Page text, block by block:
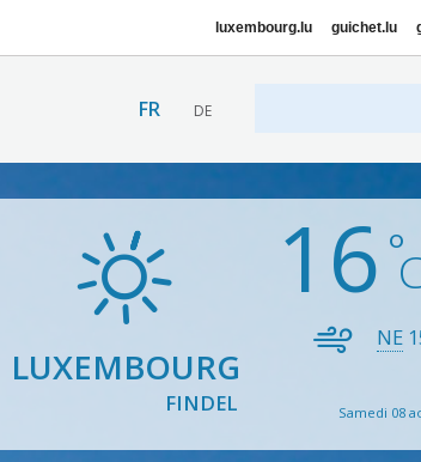
luxembourg.lu guichet.lu
FR DE
LUXEMBOURG
FINDEL
16
NE
Samedi 08